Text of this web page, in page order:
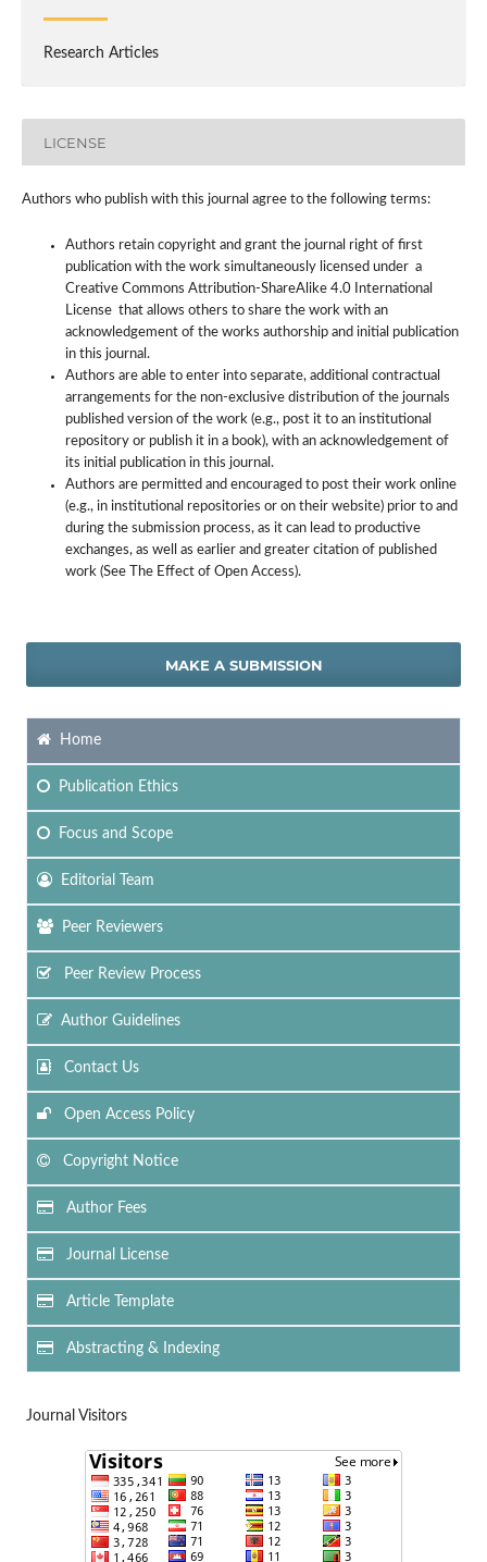
Research Articles
LICENSE
Authors who publish with this journal agree to the following terms:
Authors retain copyright and grant the journal right of first
publication with the work simultaneously licensed under a
Creative Commons Attribution-ShareAlike 4.0 International
License that allows others to share the work with an
acknowledgement of the works authorship and initial publication
in this journal.
Authors are able to enter into separate, additional contractual
arrangements for the non-exclusive distribution of the journals
published version of the work (e.g., post it to an institutional
repository or publish it in a book), with an acknowledgement of
its initial publication in this journal.
Authors are permitted and encouraged to post their work online
(e.g., in institutional repositories or on their website) prior to and
during the submission process, as it can lead to productive
exchanges, as well as earlier and greater citation of published
work (See The Effect of Open Access).
MAKE A SUBMISSION
Home
Publication Ethics
Focusand Scope
Editorial Team
Peer Reviewers
Peer Review Process
Author Guidelines
Contact Us
Open Access Policy
Copyright Notice
Author Fees
Journal License
Article Template
Abstracting & Indexing
Journal Visitors